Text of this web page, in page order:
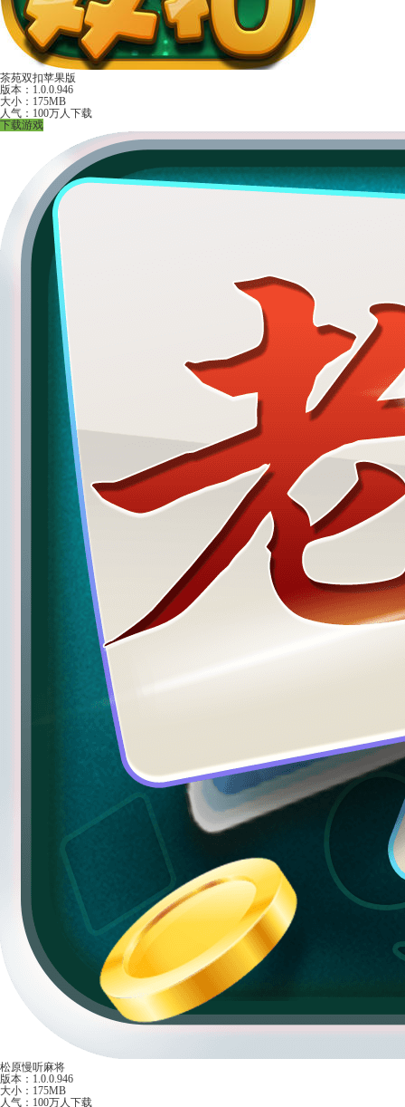
茶苑双扣苹果版
版本：1.0.0.946
大小：175MB
人气：100万人下载
下载游戏
松原慢听麻将
版本：1.0.0.946
大小：175MB
人气：100万人下载